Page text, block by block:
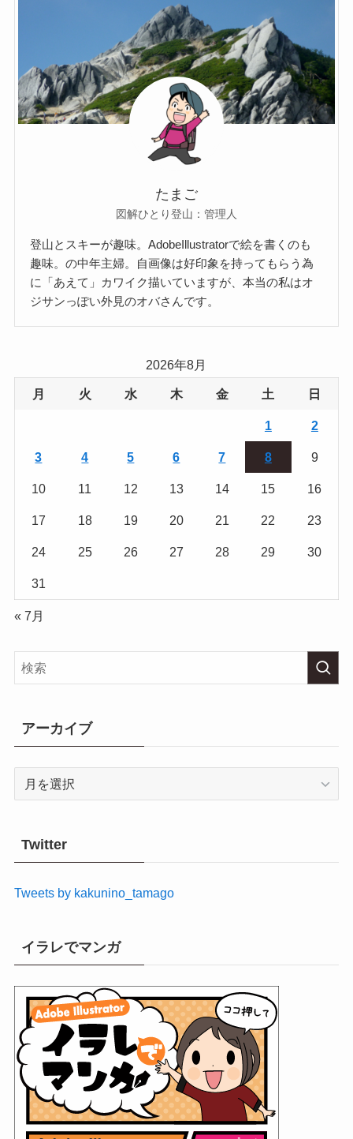
たまご
図解ひとり登山：管理人
登山とスキーが趣味。AdobeIllustratorで絵を書くのも
趣味。の中年主婦。自画像は好印象を持ってもらう為
に「あえて」カワイク描いていますが、本当の私はオ
ジサンっぽい外見のオバさんです。
2026年8月
月 火 水 木 金 土 日
1 2
3 4 5 6 7 8 9
10 11 12 13 14 15 16
17 18 19 20 21 22 23
24 25 26 27 28 29 30
31
« 7月
アーカイブ
Twitter
Tweets by kakunino_tamago
イラレでマンガ